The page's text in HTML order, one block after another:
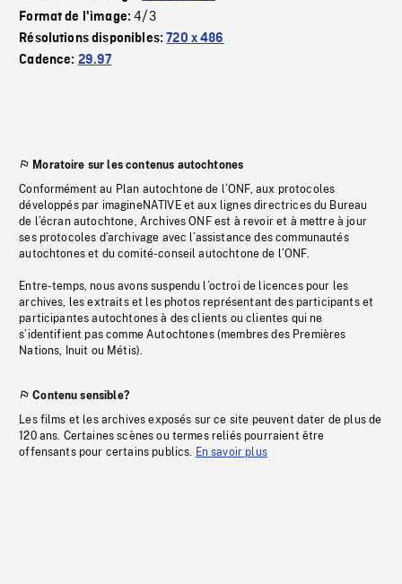
Format de l'image:4/3
Résolutions disponibles:720 x 486
Cadence: 29.97
Moratoire sur les contenus autochtones
Conformément au Plan autochtone de l’ONF, aux protocoles
développés par imagineNATIVE et aux lignes directrices du Bureau
de l’écran autochtone, Archives ONF est à revoir et à mettre à jour
ses protocoles d’archivage avec l’assistance des communautés
autochtones et du comité-conseil autochtone de l’ONF.
Entre-temps, nous avons suspendu l’octroi de licences pour les
archives, les extraits et les photos représentant des participants et
participantes autochtones à des clients ou clientes qui ne
s’identifient pas comme Autochtones (membres des Premières
Nations, Inuit ou Métis).
Contenu sensible?
Les films et les archives exposés sur ce site peuvent dater de plus de
120 ans. Certaines scènes ou termes reliés pourraient être
offensants pour certains publics. En savoir plus